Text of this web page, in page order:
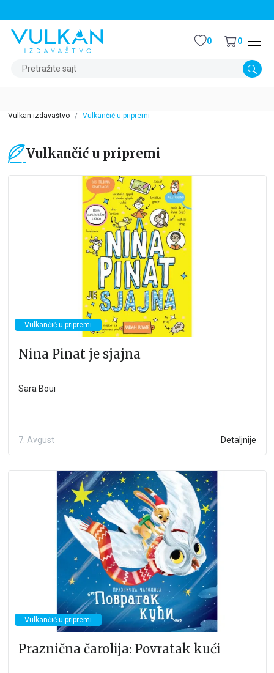
Pretražite sajt
0 0
Vulkan izdavaštvo Vulkančić u pripremi
Vulkančić u pripremi
Vulkančić u pripremi
Nina Pinat je sjajna
Sara Boui
7. Avgust Detaljnije
Vulkančić u pripremi
Praznična čarolija: Povratak kući